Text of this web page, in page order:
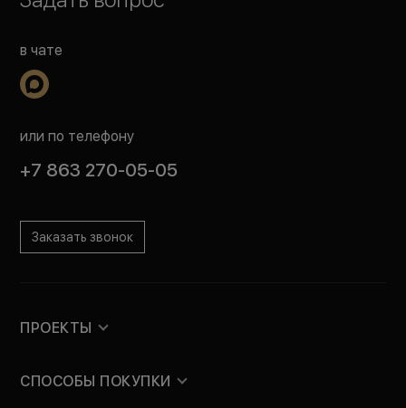
в чате
или по телефону
+7 863 270-05-05
Заказать звонок
ПРОЕКТЫ
СПОСОБЫ ПОКУПКИ